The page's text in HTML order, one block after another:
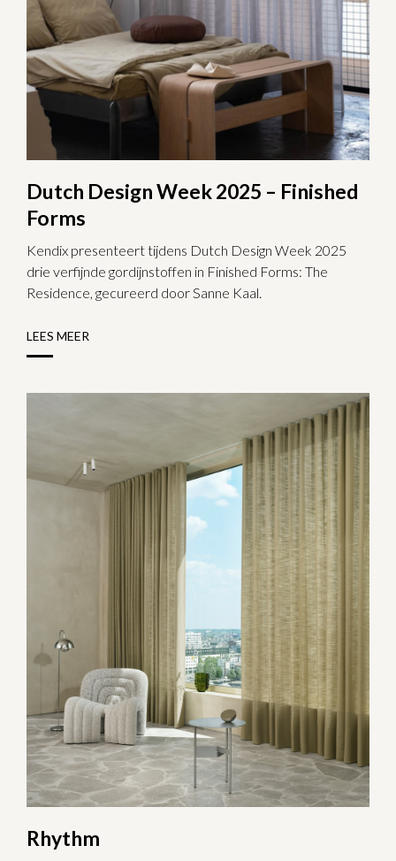
Dutch Design Week 2025 – Finished
Forms
Kendix presenteert tijdens Dutch Design Week 2025
drie verfijnde gordijnstoffen in Finished Forms: The
Residence, gecureerd door Sanne Kaal.
LEES MEER
Rhythm